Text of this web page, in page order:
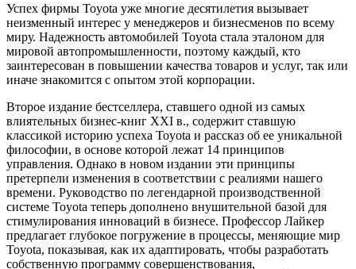
Успех фирмы Toyota уже многие десятилетия вызывает
неизменный интерес у менеджеров и бизнесменов по всему
миру. Надежность автомобилей Toyota стала эталоном для
мировой автопромышленности, поэтому каждый, кто
заинтересован в повышении качества товаров и услуг, так или
иначе знакомится с опытом этой корпорации.
Второе издание бестселлера, ставшего одной из самых
влиятельных бизнес-книг XXI в., содержит ставшую
классикой историю успеха Toyota и рассказ об ее уникальной
философии, в основе которой лежат 14 принципов
управления. Однако в новом издании эти принципы
претерпели изменения в соответствии с реалиями нашего
времени. Руководство по легендарной производственной
системе Toyota теперь дополнено внушительной базой для
стимулирования инноваций в бизнесе. Профессор Лайкер
предлагает глубокое погружение в процессы, меняющие мир
Toyota, показывая, как их адаптировать, чтобы разработать
собственную программу совершенствования,